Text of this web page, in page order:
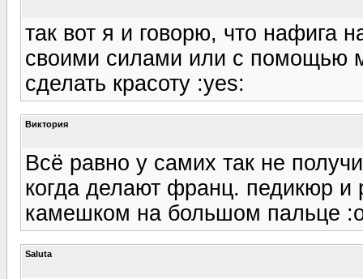
так вот я и говорю, что нафига
своими силами или с помощью
сделать красоту :yes:
Виктория
Всё равно у самих так не
когда делают франц. педикюр и
камешком на большом пальце
Saluta